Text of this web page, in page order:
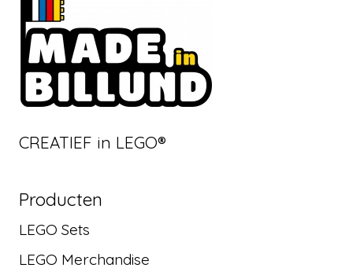
CREATIEF in LEGO®
Producten
LEGO Sets
LEGO Merchandise